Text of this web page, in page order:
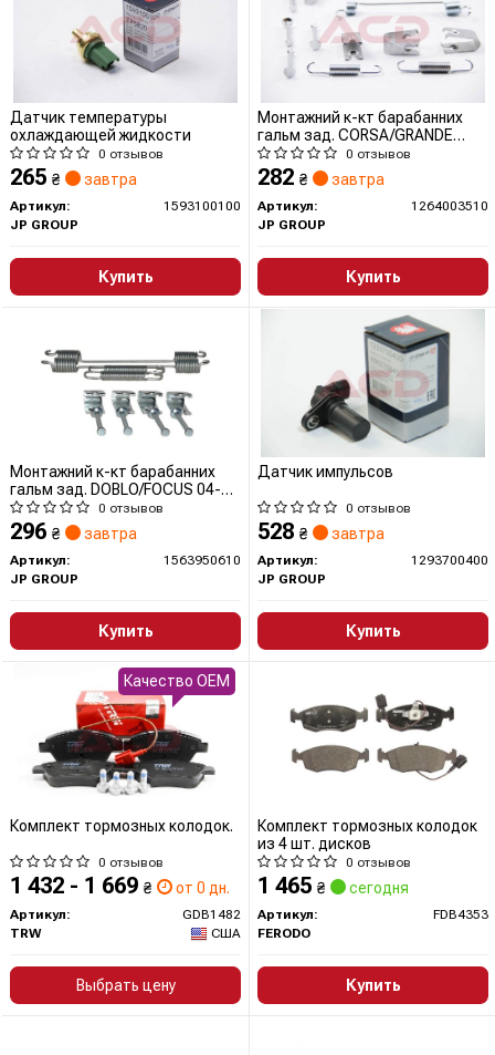
Датчик температуры
охлаждающей жидкости
0 отзывов
265 ₴ завтра
Артикул:
1593100100
JP GROUP
Купить
Монтажний к-кт барабанних
гальм зад. CORSA/GRANDE
PUNTO 05- 203х38
0 отзывов
282 ₴ завтра
Артикул:
1264003510
JP GROUP
Купить
Монтажний к-кт барабанних
гальм зад. DOBLO/FOCUS 04-
228х42
0 отзывов
296 ₴ завтра
Артикул:
1563950610
JP GROUP
Купить
Датчик импульсов
0 отзывов
528 ₴ завтра
Артикул:
1293700400
JP GROUP
Купить
Комплект тормозных колодок.
0 отзывов
1 432 - 1 669 ₴ от 0 дн.
Артикул:
GDB1482
TRW
США
Выбрать цену
Качество OEM
Комплект тормозных колодок
из 4 шт. дисков
0 отзывов
1 465 ₴ сегодня
Артикул:
FDB4353
FERODO
Купить